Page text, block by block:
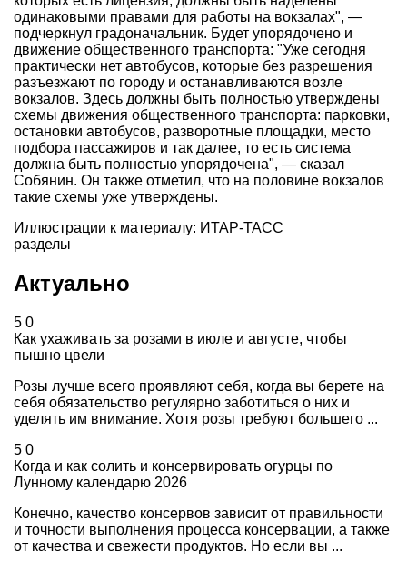
одинаковыми правами для работы на вокзалах", —
подчеркнул градоначальник. Будет упорядочено и
движение общественного транспорта: "Уже сегодня
практически нет автобусов, которые без разрешения
разъезжают по городу и останавливаются возле
вокзалов. Здесь должны быть полностью утверждены
схемы движения общественного транспорта: парковки,
остановки автобусов, разворотные площадки, место
подбора пассажиров и так далее, то есть система
должна быть полностью упорядочена", — сказал
Собянин. Он также отметил, что на половине вокзалов
такие схемы уже утверждены.
Иллюстрации к материалу: ИТАР-ТАСС
разделы
Актуально
5 0
Как ухаживать за розами в июле и августе, чтобы
пышно цвели
Розы лучше всего проявляют себя, когда вы берете на
себя обязательство регулярно заботиться о них и
уделять им внимание. Хотя розы требуют большего ...
5 0
Когда и как солить и консервировать огурцы по
Лунному календарю 2026
Конечно, качество консервов зависит от правильности
и точности выполнения процесса консервации, а также
от качества и свежести продуктов. Но если вы ...